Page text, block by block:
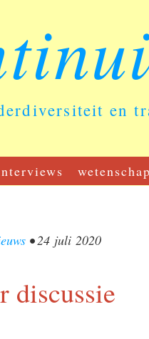
en
wetenschap
•24 juli 2020
discussie